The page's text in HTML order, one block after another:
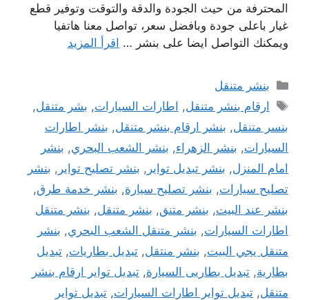
المحترفة من حيث الجودة والدقة والتوقت وتوفير قطع
غيار باعلى جودة وبافضل سعر، تواصل معنا هاتفيا
ويمكنك التواصل ايضا على بنشر … اقرأ المزيد
التصنيفات
بنشر متنقل
الوسوم
ارقام بنشر متنقل, اطارات السيارات, بشر متنقل,
بنسر متنقل, بنشر ارقام بنشر متنقل, بنشر اطارات
السيارات, بنشر الزهراء, بنشر الشعب البحري, بنشر
امام المنزل, بنشر تبديل تواير , بنشر تصليح تواير , بنشر
تصليح سيارات, بنشر تصليح سيارة, بنشر خدمة طرق,
بنشر عند البيت, بنشر متنق, بنشر متنقل, بنشر متنقل
اطارات السيارات, بنشر متنقل الشعب البحري, بنشر
متنقل يجي البيت, بنشر منتقل, تبديل بطاريات, تبديل
بطارية, تبديل بطاريى السيارة, تبديل تواير ارقام بنشر
متنقل, تبديل تواير اطارات السيارات, تبديل تواير